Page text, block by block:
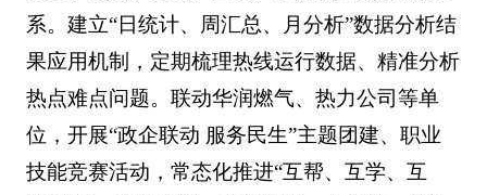
系。建立“日统计、周汇总、月分析”数据分析结
果应用机制，定期梳理热线运行数据、精准分析
热点难点问题。联动华润燃气、热力公司等单
位，开展“政企联动 服务民生”主题团建、职业
技能竞赛活动，常态化推进“互帮、互学、互